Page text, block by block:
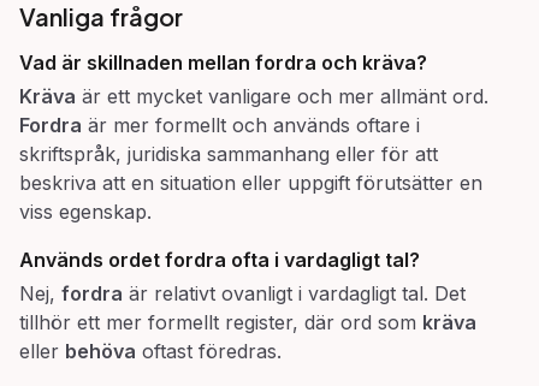
Vanliga frågor
Vad är skillnaden mellan fordra och kräva?
Kräva är ett mycket vanligare och mer allmänt ord.
Fordra är mer formellt och används oftare i
skriftspråk, juridiska sammanhang eller för att
beskriva att en situation eller uppgift förutsätter en
viss egenskap.
Används ordet fordra ofta i vardagligt tal?
Nej, fordra är relativt ovanligt i vardagligt tal. Det
tillhör ett mer formellt register, där ord som kräva
eller behöva oftast föredras.